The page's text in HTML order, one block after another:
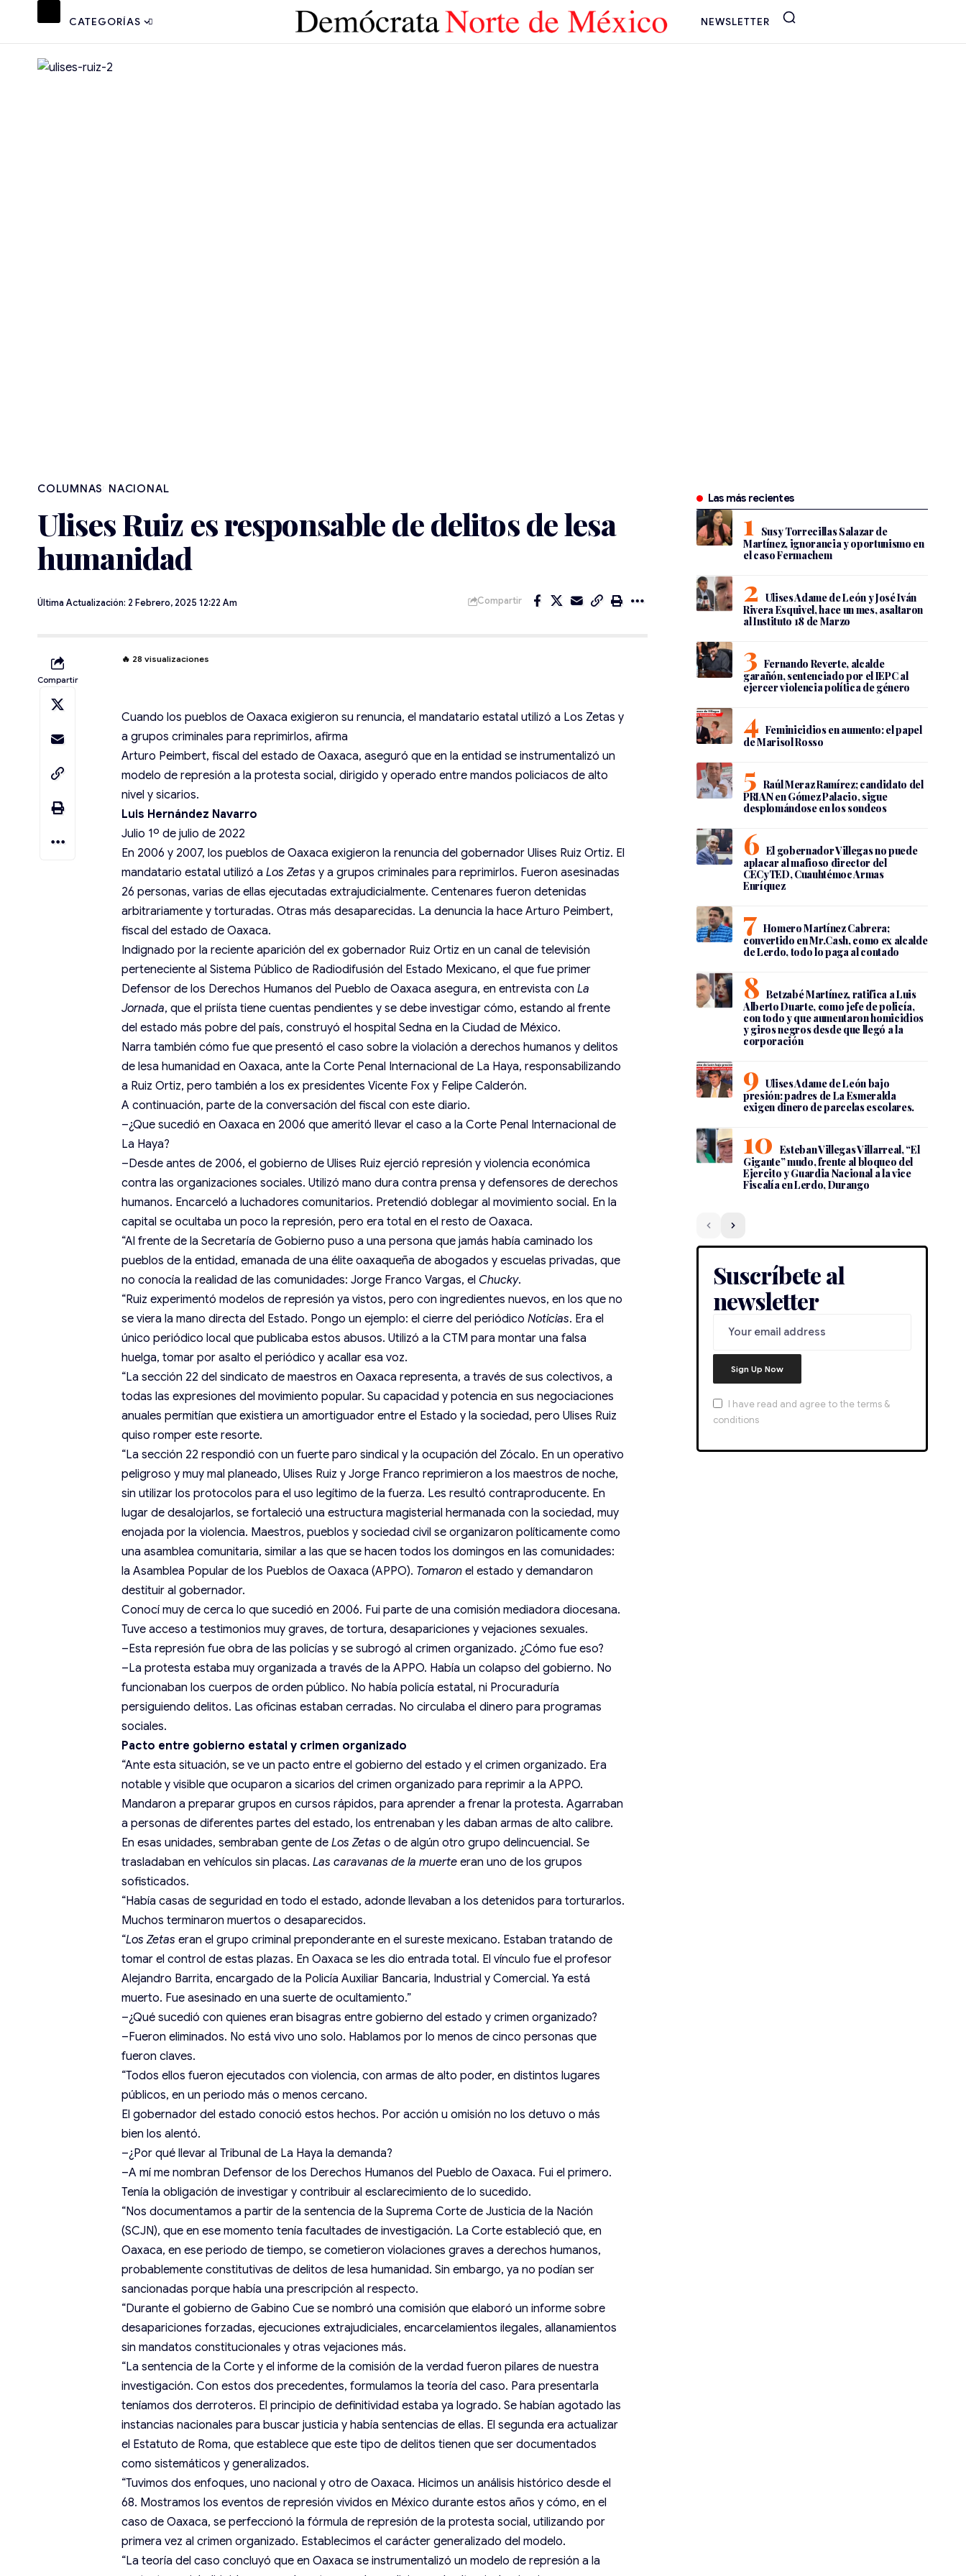
CATEGORÍAS NEWSLETTER
NACIONAL
Ulises Ruiz es responsable de delitos de lesa
humanidad
Última Actualización: 2 Febrero, 2025 12:22 Am Compartir
Compartir
🔥 28 visualizaciones
Cuando los pueblos de Oaxaca exigieron su renuncia, el mandatario estatal utilizó a Los Zetas y
a grupos criminales para reprimirlos, afirma
Arturo Peimbert, fiscal del estado de Oaxaca, aseguró que en la entidad se instrumentalizó un
modelo de represión a la protesta social, dirigido y operado entre mandos policiacos de alto
nivel y sicarios.
Luis Hernández Navarro
Julio 1º de julio de 2022
En 2006 y 2007, los pueblos de Oaxaca exigieron la renuncia del gobernador Ulises Ruiz Ortiz. El
mandatario estatal utilizó aLos Zetas y a grupos criminales para reprimirlos. Fueron asesinadas
26 personas, varias de ellas ejecutadas extrajudicialmente. Centenares fueron detenidas
arbitrariamente y torturadas. Otras más desaparecidas. La denuncia la hace Arturo Peimbert,
fiscal del estado de Oaxaca.
Indignado por la reciente aparición del ex gobernador Ruiz Ortiz en un canal de televisión
perteneciente al Sistema Público de Radiodifusión del Estado Mexicano, el que fue primer
Defensor de los Derechos Humanos del Pueblo de Oaxaca asegura, en entrevista conLa
Jornada, que el priísta tiene cuentas pendientes y se debe investigar cómo, estando al frente
del estado más pobre del país, construyó el hospital Sedna en la Ciudad de México.
Narra también cómo fue que presentó el caso sobre la violación a derechos humanos y delitos
de lesa humanidad en Oaxaca, ante la Corte Penal Internacional de La Haya, responsabilizando
a Ruiz Ortiz, pero también a los ex presidentes Vicente Fox y Felipe Calderón.
A continuación, parte de la conversación del fiscal con este diario.
–¿Que sucedió en Oaxaca en 2006 que ameritó llevar el caso a la Corte Penal Internacional de
La Haya?
–Desde antes de 2006, el gobierno de Ulises Ruiz ejerció represión y violencia económica
contra las organizaciones sociales. Utilizó mano dura contra prensa y defensores de derechos
humanos. Encarceló a luchadores comunitarios. Pretendió doblegar al movimiento social. En la
capital se ocultaba un poco la represión, pero era total en el resto de Oaxaca.
“Al frente de la Secretaría de Gobierno puso a una persona que jamás había caminado los
pueblos de la entidad, emanada de una élite oaxaqueña de abogados y escuelas privadas, que
no conocía la realidad de las comunidades: Jorge Franco Vargas, el Chucky.
“Ruiz experimentó modelos de represión ya vistos, pero con ingredientes nuevos, en los que no
se viera la mano directa del Estado. Pongo un ejemplo: el cierre del periódicoNoticias. Era el
único periódico local que publicaba estos abusos. Utilizó a la CTM para montar una falsa
huelga, tomar por asalto el periódico y acallar esa voz.
“La sección 22 del sindicato de maestros en Oaxaca representa, a través de sus colectivos, a
todas las expresiones del movimiento popular. Su capacidad y potencia en sus negociaciones
anuales permitían que existiera un amortiguador entre el Estado y la sociedad, pero Ulises Ruiz
quiso romper este resorte.
“La sección 22 respondió con un fuerte paro sindical y la ocupación del Zócalo. En un operativo
peligroso y muy mal planeado, Ulises Ruiz y Jorge Franco reprimieron a los maestros de noche,
sin utilizar los protocolos para el uso legítimo de la fuerza. Les resultó contraproducente. En
lugar de desalojarlos, se fortaleció una estructura magisterial hermanada con la sociedad, muy
enojada por la violencia. Maestros, pueblos y sociedad civil se organizaron políticamente como
una asamblea comunitaria, similar a las que se hacen todos los domingos en las comunidades:
la Asamblea Popular de los Pueblos de Oaxaca (APPO). Tomaron el estado y demandaron
destituir al gobernador.
Conocí muy de cerca lo que sucedió en 2006. Fui parte de una comisión mediadora diocesana.
Tuve acceso a testimonios muy graves, de tortura, desapariciones y vejaciones sexuales.
–Esta represión fue obra de las policías y se subrogó al crimen organizado. ¿Cómo fue eso?
–La protesta estaba muy organizada a través de la APPO. Había un colapso del gobierno. No
funcionaban los cuerpos de orden público. No había policía estatal, ni Procuraduría
persiguiendo delitos. Las oficinas estaban cerradas. No circulaba el dinero para programas
sociales.
Pacto entre gobierno estatal y crimen organizado
“Ante esta situación, se ve un pacto entre el gobierno del estado y el crimen organizado. Era
notable y visible que ocuparon a sicarios del crimen organizado para reprimir a la APPO.
Mandaron a preparar grupos en cursos rápidos, para aprender a frenar la protesta. Agarraban
a personas de diferentes partes del estado, los entrenaban y les daban armas de alto calibre.
En esas unidades, sembraban gente deLos Zetas o de algún otro grupo delincuencial. Se
trasladaban en vehículos sin placas.Las caravanas de la muerte eran uno de los grupos
sofisticados.
“Había casas de seguridad en todo el estado, adonde llevaban a los detenidos para torturarlos.
Muchos terminaron muertos o desaparecidos.
“Los Zetas eran el grupo criminal preponderante en el sureste mexicano. Estaban tratando de
tomar el control de estas plazas. En Oaxaca se les dio entrada total. El vínculo fue el profesor
Alejandro Barrita, encargado de la Policía Auxiliar Bancaria, Industrial y Comercial. Ya está
muerto. Fue asesinado en una suerte de ocultamiento.”
–¿Qué sucedió con quienes eran bisagras entre gobierno del estado y crimen organizado?
–Fueron eliminados. No está vivo uno solo. Hablamos por lo menos de cinco personas que
fueron claves.
“Todos ellos fueron ejecutados con violencia, con armas de alto poder, en distintos lugares
públicos, en un periodo más o menos cercano.
El gobernador del estado conoció estos hechos. Por acción u omisión no los detuvo o más
bien los alentó.
–¿Por qué llevar al Tribunal de La Haya la demanda?
–A mí me nombran Defensor de los Derechos Humanos del Pueblo de Oaxaca. Fui el primero.
Tenía la obligación de investigar y contribuir al esclarecimiento de lo sucedido.
“Nos documentamos a partir de la sentencia de la Suprema Corte de Justicia de la Nación
(SCJN), que en ese momento tenía facultades de investigación. La Corte estableció que, en
Oaxaca, en ese periodo de tiempo, se cometieron violaciones graves a derechos humanos,
probablemente constitutivas de delitos de lesa humanidad. Sin embargo, ya no podían ser
sancionadas porque había una prescripción al respecto.
“Durante el gobierno de Gabino Cue se nombró una comisión que elaboró un informe sobre
desapariciones forzadas, ejecuciones extrajudiciales, encarcelamientos ilegales, allanamientos
sin mandatos constitucionales y otras vejaciones más.
“La sentencia de la Corte y el informe de la comisión de la verdad fueron pilares de nuestra
investigación. Con estos dos precedentes, formulamos la teoría del caso. Para presentarla
teníamos dos derroteros. El principio de definitividad estaba ya logrado. Se habían agotado las
instancias nacionales para buscar justicia y había sentencias de ellas. El segunda era actualizar
el Estatuto de Roma, que establece que este tipo de delitos tienen que ser documentados
como sistemáticos y generalizados.
“Tuvimos dos enfoques, uno nacional y otro de Oaxaca. Hicimos un análisis histórico desde el
68. Mostramos los eventos de represión vividos en México durante estos años y cómo, en el
caso de Oaxaca, se perfeccionó la fórmula de represión de la protesta social, utilizando por
primera vez al crimen organizado. Establecimos el carácter generalizado del modelo.
“La teoría del caso concluyó que en Oaxaca se instrumentalizó un modelo de represión a la
Las más recientes
Susy Torrecillas Salazar de
Martínez, ignorancia y oportunismo en
el caso Fermachem
Ulises Adame de León y José Iván
Rivera Esquivel, hace un mes, asaltaron
al Instituto 18 de Marzo
Fernando Reverte, alcalde
garañón, sentenciado por el IEPC al
ejercer violencia política de género
Feminicidios en aumento: el papel
de Marisol Rosso
Raúl Meraz Ramírez; candidato del
PRIAN en Gómez Palacio, sigue
desplomándose en los sondeos
El gobernador Villegas no puede
aplacar al mafioso director del
CECyTED, Cuauhtémoc Armas
Enríquez
Homero Martínez Cabrera;
convertido en Mr.Cash, como ex alcalde
de Lerdo, todo lo paga al contado
Betzabé Martínez, ratifica a Luis
Alberto Duarte, como jefe de policía,
con todo y que aumentaron homicidios
y giros negros desde que llegó a la
corporación
Ulises Adame de León bajo
presión: padres de La Esmeralda
exigen dinero de parcelas escolares.
Esteban Villegas Villarreal, “El
Gigante” mudo, frente al bloqueo del
Ejercito y Guardia Nacional a la vice
Fiscalía en Lerdo, Durango
Suscríbete al
newsletter
I have read and agree to the terms &
conditions